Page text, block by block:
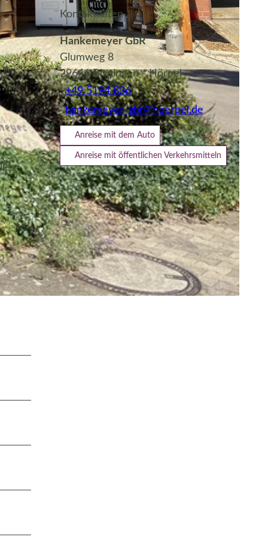
An
wie
Kontaktdaten
Hankemeyer GbR
Glumweg 8
29646Bispingen- Hörpel
+49 5194 836
hankemeyer-gbr@hoerpel.de
Anreise mit dem Auto
Anreise mit öffentlichen Verkehrsmitteln